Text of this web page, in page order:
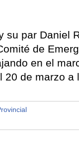
su par Daniel
de
en el
20 de marzo a